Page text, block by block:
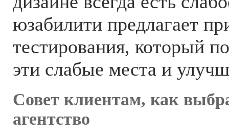
юзабилити предлагает
тестирования, который
эти слабые места и
Совет клиентам, как
агентство